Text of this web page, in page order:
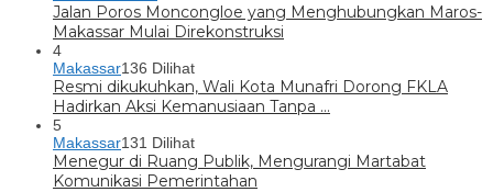
Jalan Poros Moncongloe yang Menghubungkan Maros-
Makassar Mulai Direkonstruksi
4
Makassar136 Dilihat
Resmi dikukuhkan, Wali Kota Munafri Dorong FKLA
Hadirkan Aksi Kemanusiaan Tanpa …
5
Makassar131 Dilihat
Menegur di Ruang Publik, Mengurangi Martabat
Komunikasi Pemerintahan